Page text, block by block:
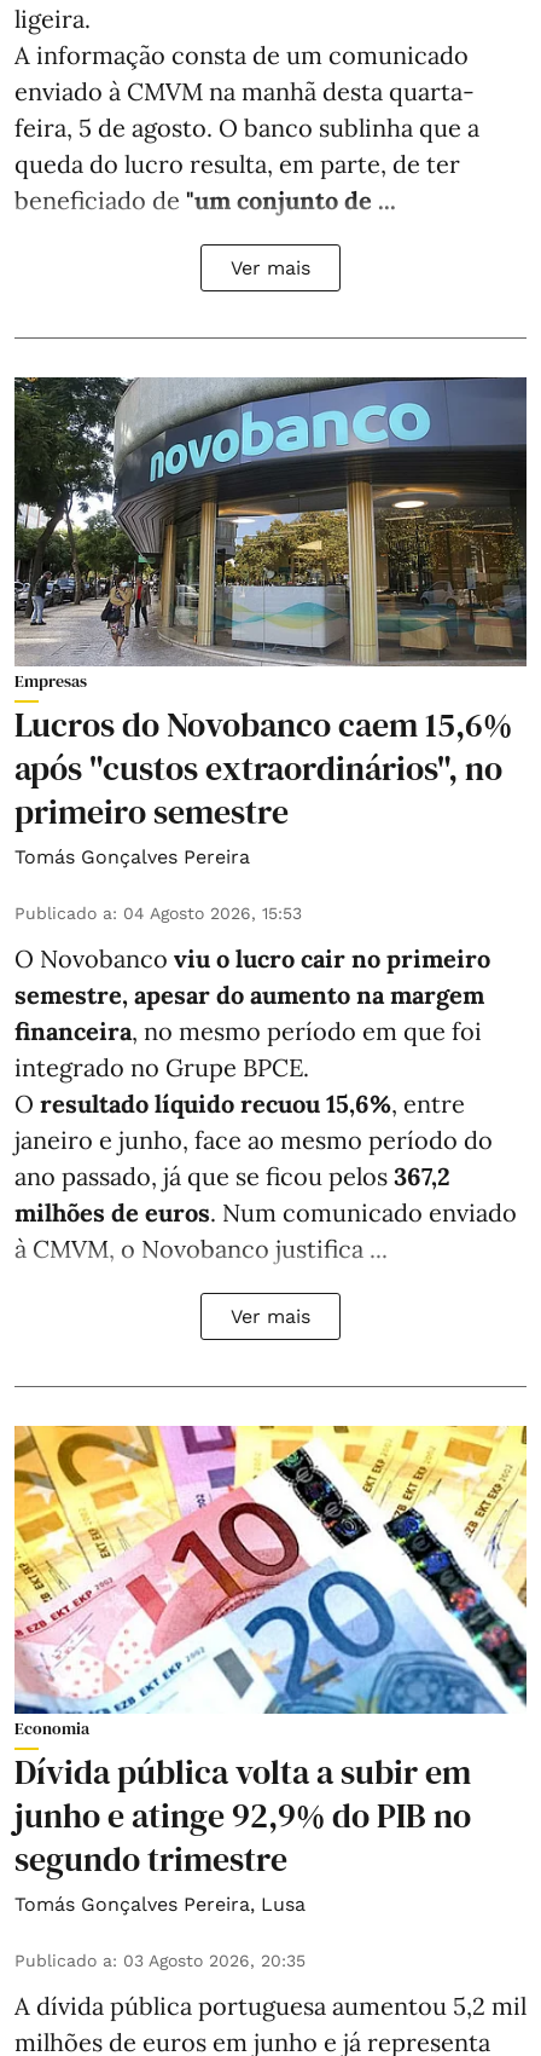
ligeira.
A informação consta de um comunicado
enviado à CMVM na manhã desta quarta-
feira, 5 de agosto. O banco sublinha que a
queda do lucro resulta, em parte, de ter
beneficiado de "um conjunto de ...
Ver mais
Empresas
Lucros do Novobanco caem 15,6%
após "custos extraordinários", no
primeiro semestre
Tomás Gonçalves Pereira
Publicado a: 04 Agosto 2026, 15:53
O Novobanco viu o lucro cair no primeiro
semestre, apesar do aumento na margem
financeira, no mesmo período em que foi
integrado no Grupe BPCE.
O resultado líquido recuou 15,6%, entre
janeiro e junho, face ao mesmo período do
ano passado, já que se ficou pelos 367,2
milhões de euros. Num comunicado enviado
à CMVM, o Novobanco justifica ...
Ver mais
Economia
Dívida pública volta a subir em
junho e atinge 92,9% do PIB no
segundo trimestre
Tomás Gonçalves Pereira, Lusa
Publicado a: 03 Agosto 2026, 20:35
A dívida pública portuguesa aumentou 5,2 mil
milhões de euros em junho e já representa